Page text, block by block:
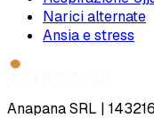
Narici alternate
Ansia e stress
Anapana SRL |